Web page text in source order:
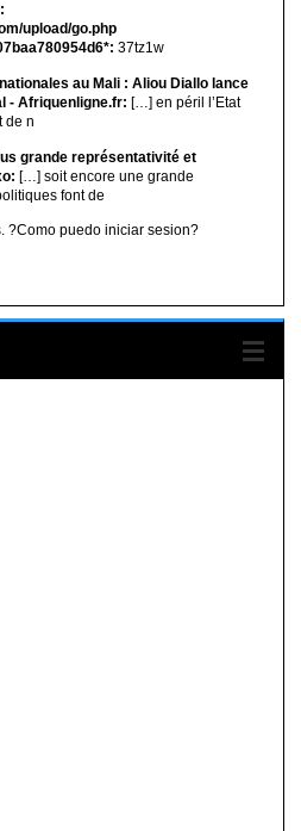
upload/go.php
37tz1w
au Mali : Aliou Diallo lance
- Afriquenligne.fr: […] en péril l’Etat
de n
grande représentativité et
[…] soit encore une grande
font de
?Como puedo iniciar sesion?